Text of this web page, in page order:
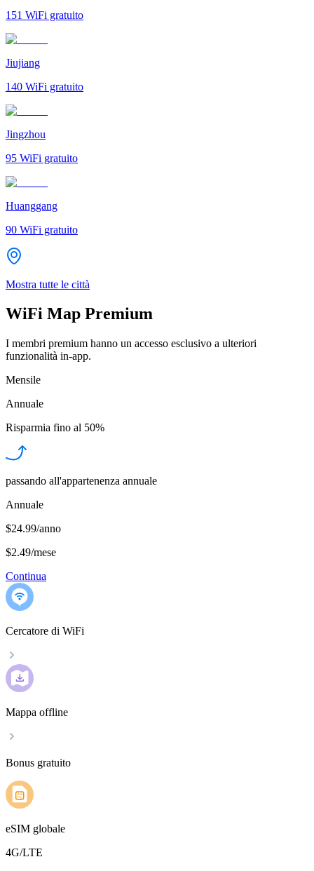
151 WiFi gratuito
Jiujiang
140 WiFi gratuito
Jingzhou
95 WiFi gratuito
Huanggang
90 WiFi gratuito
Mostra tutte le città
WiFi Map Premium
I membri premium hanno un accesso esclusivo a ulteriori
funzionalità in-app.
Mensile
Annuale
Risparmia fino al 50%
passando all'appartenenza annuale
Annuale
$24.99/anno
$2.49/mese
Continua
Cercatore di WiFi
Mappa offline
Bonus gratuito
eSIM globale
4G/LTE